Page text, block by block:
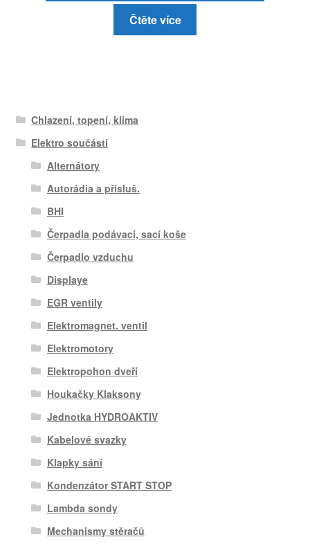
Čtěte více
Chlazení, topení, klima
Elektro součásti
Alternátory
Autorádia a přísluš.
BHI
Čerpadla podávací, sací koše
Čerpadlo vzduchu
Displaye
EGR ventily
Elektromagnet. ventil
Elektromotory
Elektropohon dveří
Houkačky Klaksony
Jednotka HYDROAKTIV
Kabelové svazky
Klapky sání
Kondenzátor START STOP
Lambda sondy
Mechanismy stěračů